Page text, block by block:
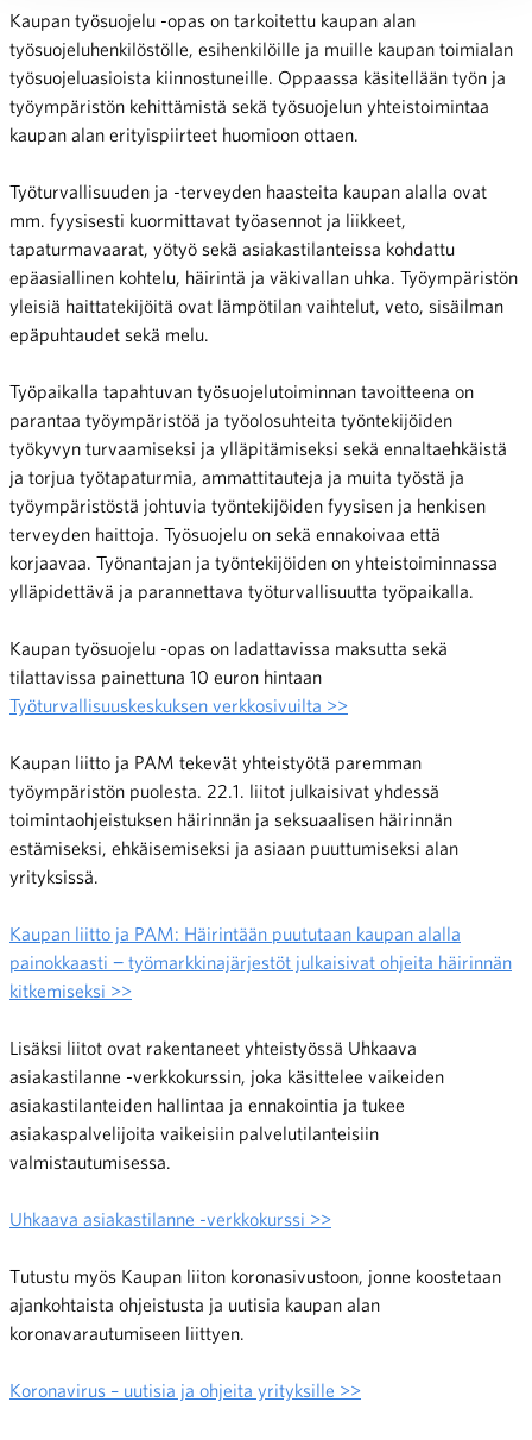
Kaupan työsuojelu -opas on tarkoitettu kaupan alan
työsuojeluhenkilöstölle, esihenkilöille ja muille kaupan toimialan
työsuojeluasioista kiinnostuneille. Oppaassa käsitellään työn ja
työympäristön kehittämistä sekä työsuojelun yhteistoimintaa
kaupan alan erityispiirteet huomioon ottaen.
Työturvallisuuden ja -terveyden haasteita kaupan alalla ovat
mm. fyysisesti kuormittavat työasennot ja liikkeet,
tapaturmavaarat, yötyö sekä asiakastilanteissa kohdattu
epäasiallinen kohtelu, häirintä ja väkivallan uhka. Työympäristön
yleisiä haittatekijöitä ovat lämpötilan vaihtelut, veto, sisäilman
epäpuhtaudet sekä melu.
Työpaikalla tapahtuvan työsuojelutoiminnan tavoitteena on
parantaa työympäristöä ja työolosuhteita työntekijöiden
työkyvyn tur­vaamiseksi ja ylläpitämiseksi sekä ennalta­ehkäistä
ja torjua työtapaturmia, ammattitauteja ja muita työstä ja
työympäristöstä johtuvia työntekijöiden fyysisen ja henkisen
terveyden haittoja. Työsuojelu on sekä en­nakoivaa että
korjaavaa. Työnantajan ja työntekijöiden on yhteistoiminnassa
ylläpidettävä ja parannettava työturvallisuutta työpaikalla.
Kaupan työsuojelu -opas on ladattavissa maksutta sekä
tilattavissa painettuna 10 euron hintaan
Työturvallisuuskeskuksen verkkosivuilta >>
Kaupan liitto ja PAM tekevät yhteistyötä paremman
työympäristön puolesta. 22.1. liitot julkaisivat yhdessä
toimintaohjeistuksen häirinnän ja seksuaalisen häirinnän
estämiseksi, ehkäisemiseksi ja asiaan puuttumiseksi alan
yrityksissä.
Kaupan liitto ja PAM: Häirintään puututaan kaupan alalla
painokkaasti − työmarkkinajärjestöt julkaisivat ohjeita häirinnän
kitkemiseksi >>
Lisäksi liitot ovat rakentaneet yhteistyössä Uhkaava
asiakastilanne -verkkokurssin, joka käsittelee vaikeiden
asiakastilanteiden hallintaa ja ennakointia ja tukee
asiakaspalvelijoita vaikeisiin palvelutilanteisiin
valmistautumisessa.
Uhkaava asiakastilanne -verkkokurssi >>
Tutustu myös Kaupan liiton koronasivustoon, jonne koostetaan
ajankohtaista ohjeistusta ja uutisia kaupan alan
koronavarautumiseen liittyen.
Koronavirus – uutisia ja ohjeita yrityksille >>